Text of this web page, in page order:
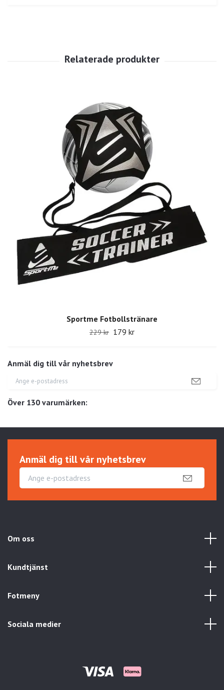
Anmäl dig till vår nyhetsbrev
Över 130 varumärken:
Sportme Fotbollstränare
229 kr 179 kr
Anmäl dig till vår nyhetsbrev
Om oss
Kundtjänst
Fotmeny
Sociala medier